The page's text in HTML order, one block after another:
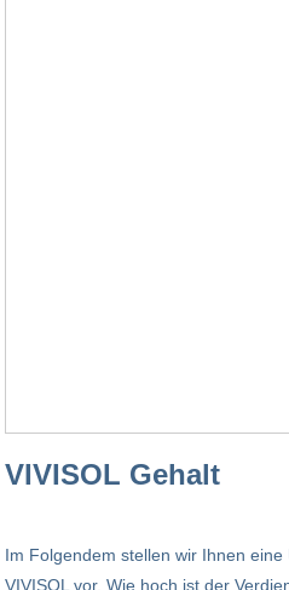
VIVISOL Gehalt
Im Folgendem stellen wir Ihnen
VIVISOL vor. Wie hoch ist der